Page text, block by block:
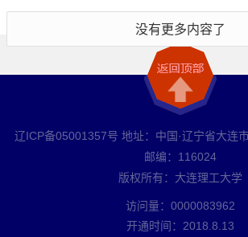
没有更多内容了
辽ICP备05001357号 地址：中国·辽宁省大连
邮编：116024
版权所有：大连理工大学
访问量： 0000083962
开通时间： 2018 8 13